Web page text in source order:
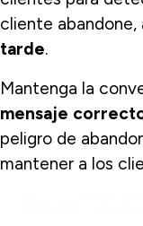
cliente abandone,
tarde.
Mantenga la
mensaje
peligro de
mantener a los